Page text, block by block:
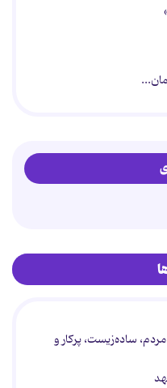
ساده‌زیست، پرکار و